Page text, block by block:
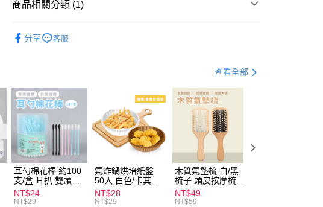
街口支付
運送方式
全家取貨付款
每筆NT$60，滿NT$599(含以上)免運費
付款後全家取貨
每筆NT$60，滿NT$599(含以上)免運費
商品相關分類 (1)
分享
客服
查看全部
耳勺棉花棒 約100
支/盒 耳扒 雙頭棉
花棒
NT$24
NT$29
氣炸鍋烘培紙盤
50入 白色/卡其色
圓形烘焙紙
NT$28
NT$29
木質氣墊梳 白/黑
梳子 頭皮按摩梳
木梳
NT$49
NT$59